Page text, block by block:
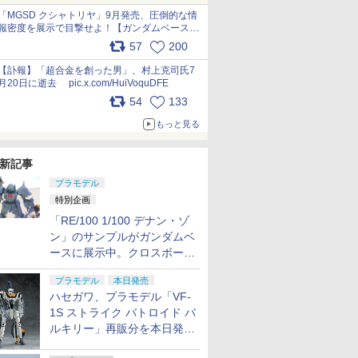
nszPIDTpbg
MGSD クシャトリヤ」9月発売、圧倒的な情
密度を展示で目撃せよ！【ガンダムベース撮
り下ろし】 pic.x.com/3rPjsfk7qZ
57 200
訃報】「超合金を創った男」、村上克司氏7
月20日に逝去 pic.x.com/HuiVoquDFE
54 133
もっと見る
記事
プラモデル
特別企画
「RE/100 1/100 デナン・ゾ
ン」のサンプルがガンダムベ
ースに展示中。クロスボー
ン・バンガードの制式量産機
が間もなく発送【ガンダムベ
ース撮り下ろし】
プラモデル 本日発売
ハセガワ、プラモデル「VF-
1S ストライク バトロイド バ
ルキリー」再販分を本日発